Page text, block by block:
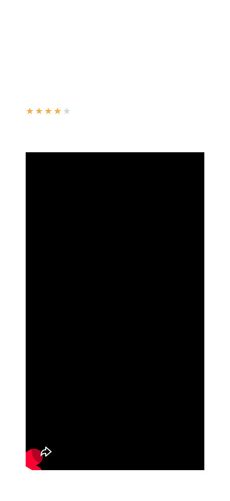
★ ★ ★ ★ ★